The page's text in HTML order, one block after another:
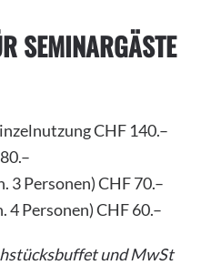
SEMINARGÄSTE
CHF 140.–
Personen) CHF 70.–
Personen) CHF 60.–
und MwSt